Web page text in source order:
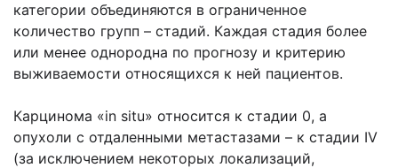
категории объединяются в ограниченное
количество групп – стадий. Каждая стадия более
или менее однородна по прогнозу и критерию
выживаемости относящихся к ней пациентов.
Карцинома «in situ» относится к стадии 0, а
опухоли с отдаленными метастазами – к стадии IV
(за исключением некоторых локализаций,